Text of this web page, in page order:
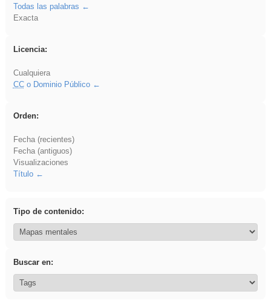
Todas las palabras
Exacta
Licencia:
Cualquiera
CCo Dominio Público
Orden:
Fecha (recientes)
Fecha (antiguos)
Visualizaciones
Título
Tipo de contenido:
Buscar en: